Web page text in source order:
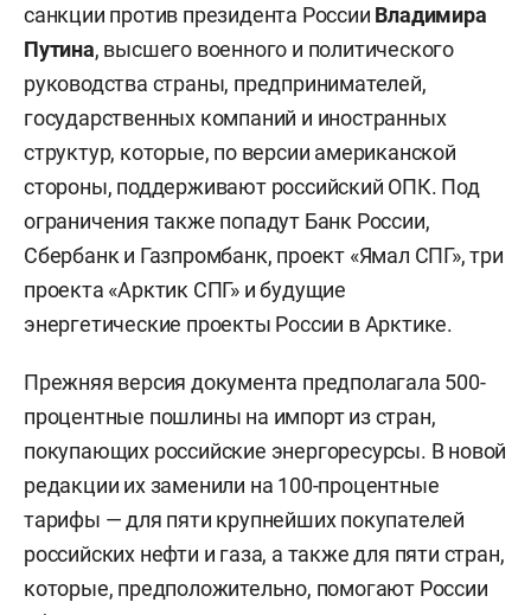
санкции против президента России Владимира
Путина, высшего военного и политического
руководства страны, предпринимателей,
государственных компаний и иностранных
структур, которые, по версии американской
стороны, поддерживают российский ОПК. Под
ограничения также попадут Банк России,
Сбербанк и Газпромбанк, проект «Ямал СПГ», три
проекта «Арктик СПГ» и будущие
энергетические проекты России в Арктике.
Прежняя версия документа предполагала 500-
процентные пошлины на импорт из стран,
покупающих российские энергоресурсы. В новой
редакции их заменили на 100-процентные
тарифы — для пяти крупнейших покупателей
российских нефти и газа, а также для пяти стран,
которые, предположительно, помогают России